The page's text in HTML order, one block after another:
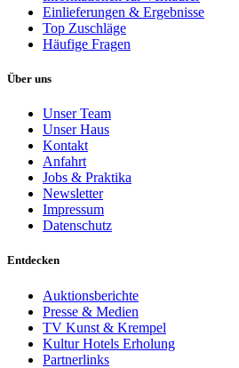
Einlieferungen & Ergebnisse
Top Zuschläge
Häufige Fragen
Über uns
Unser Team
Unser Haus
Kontakt
Anfahrt
Jobs & Praktika
Newsletter
Impressum
Datenschutz
Entdecken
Auktionsberichte
Presse & Medien
TV Kunst & Krempel
Kultur Hotels Erholung
Partnerlinks